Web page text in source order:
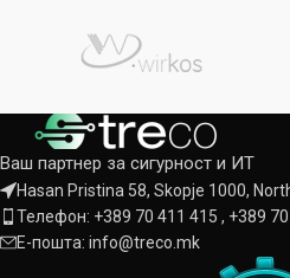
Ваш партнер за сигурност и ИТ
Hasan Pristina 58, Skopje 1000,
Телефон: +389 70 411 415 , +389
Е-пошта: info@treco.mk